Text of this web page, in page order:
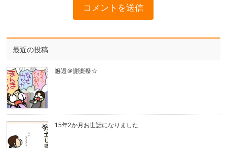
最近の投稿
邂逅＠謝楽祭☆
15年2か月お世話になりました